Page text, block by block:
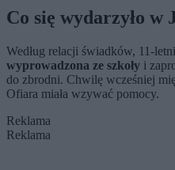
Co się wydarzyło w
Według relacji świadków, 11-
wyprowadzona ze szkoły i
do zbrodni. Chwilę wcześniej
Ofiara miała wzywać pomocy.
Reklama
Reklama